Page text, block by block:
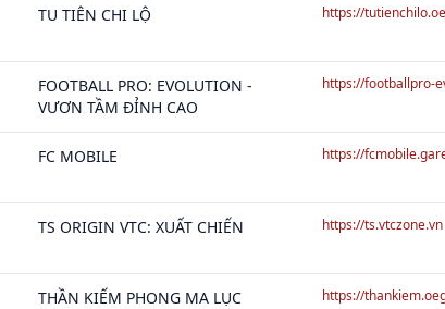
TU TIÊN CHI LỘ https://
FOOTBALL PRO: EVOLUTION -
VƯƠN TẦM ĐỈNH CAO
https://footballpro-
FC MOBILE https://
TS ORIGIN VTC: XUẤT CHIẾN https://ts.vtczone.vn
THẦN KIẾM PHONG MA LỤC https://